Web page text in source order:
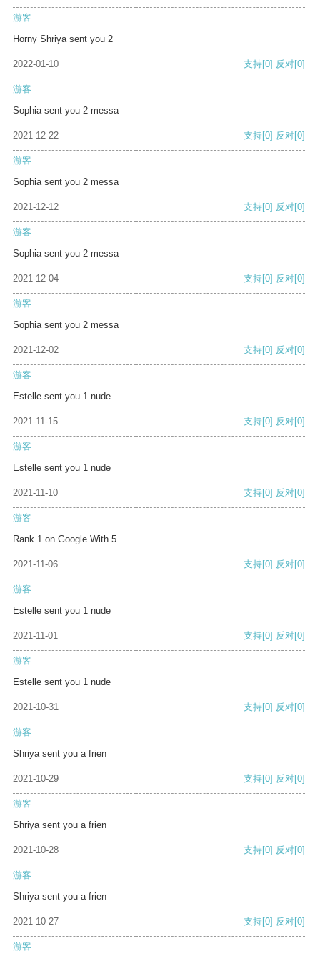
游客
Horny Shriya sent you 2
2022-01-10 支持[0] 反对[0]
游客
Sophia sent you 2 messa
2021-12-22 支持[0] 反对[0]
游客
Sophia sent you 2 messa
2021-12-12 支持[0] 反对[0]
游客
Sophia sent you 2 messa
2021-12-04 支持[0] 反对[0]
游客
Sophia sent you 2 messa
2021-12-02 支持[0] 反对[0]
游客
Estelle sent you 1 nude
2021-11-15 支持[0] 反对[0]
游客
Estelle sent you 1 nude
2021-11-10 支持[0] 反对[0]
游客
Rank 1 on Google With 5
2021-11-06 支持[0] 反对[0]
游客
Estelle sent you 1 nude
2021-11-01 支持[0] 反对[0]
游客
Estelle sent you 1 nude
2021-10-31 支持[0] 反对[0]
游客
Shriya sent you a frien
2021-10-29 支持[0] 反对[0]
游客
Shriya sent you a frien
2021-10-28 支持[0] 反对[0]
游客
Shriya sent you a frien
2021-10-27 支持[0] 反对[0]
游客